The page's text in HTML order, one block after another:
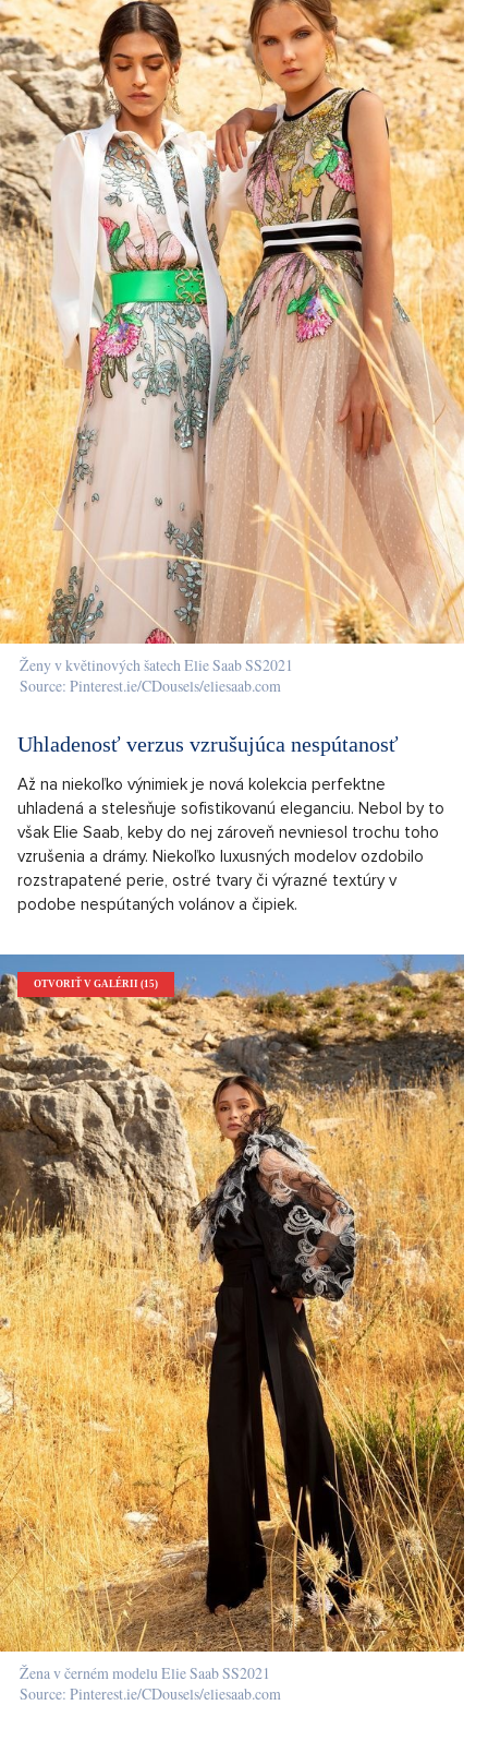
Ženy v květinových šatech Elie Saab SS2021
Source: Pinterest.ie/CDousels/eliesaab.com
Uhladenosť verzus vzrušujúca nespútanosť
Až na niekoľko výnimiek je nová kolekcia perfektne
uhladená a stelesňuje sofistikovanú eleganciu. Nebol by to
však Elie Saab, keby do nej zároveň nevniesol trochu toho
vzrušenia a drámy. Niekoľko luxusných modelov ozdobilo
rozstrapatené perie, ostré tvary či výrazné textúry v
podobe nespútaných volánov a čipiek.
OTVORIŤ V GALÉRII (15)
Žena v černém modelu Elie Saab SS2021
Source: Pinterest.ie/CDousels/eliesaab.com